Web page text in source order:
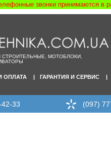
звонки принимаются в
МОТОБЛОКИ,
ОПЛАТА ГАРАНТИЯ И СЕРВИС
33 (097)